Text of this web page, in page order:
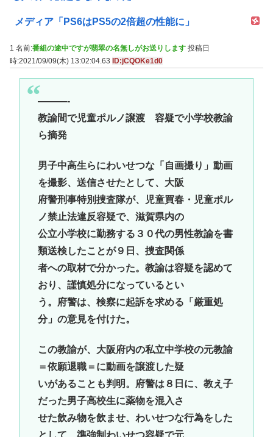
メディア「PS6はPS5の2倍超の性能に」
1 名前:番組の途中ですが翡翠の名無しがお送りします 投稿日
時:2021/09/09(木) 13:02:04.63
ID:jCQOKe1d0
———-
教諭間で児童ポルノ譲渡 容疑で小学校教諭
ら摘発
男子中高生らにわいせつな「自画撮り」動画
を撮影、送信させたとして、大阪
府警刑事特別捜査隊が、児童買春・児童ポル
ノ禁止法違反容疑で、滋賀県内の
公立小学校に勤務する３０代の男性教諭を書
類送検したことが９日、捜査関係
者への取材で分かった。教諭は容疑を認めて
おり、謹慎処分になっているとい
う。府警は、検察に起訴を求める「厳重処
分」の意見を付けた。
この教諭が、大阪府内の私立中学校の元教諭
＝依願退職＝に動画を譲渡した疑
いがあることも判明。府警は８日に、教え子
だった男子高校生に薬物を混入さ
せた飲み物を飲ませ、わいせつな行為をした